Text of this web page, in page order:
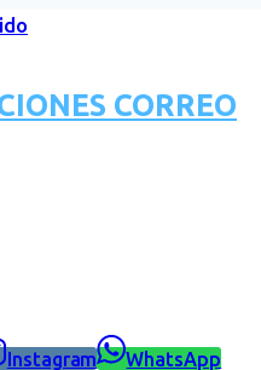
CORREO
Instagram WhatsApp